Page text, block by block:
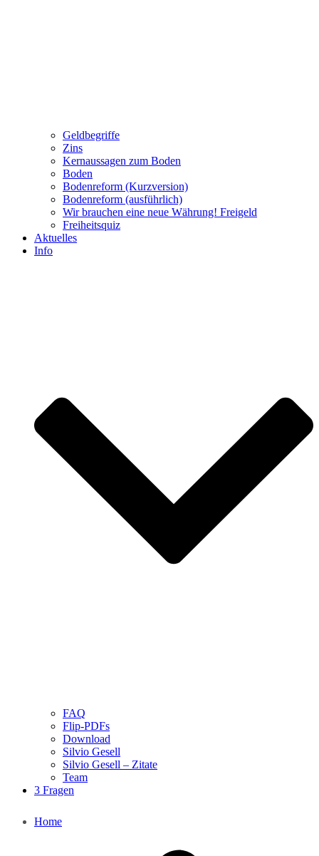
Geldbegriffe
Zins
Kernaussagen zum Boden
Boden
Bodenreform (Kurzversion)
Bodenreform (ausführlich)
Wir brauchen eine neue Währung! Freigeld
Freiheitsquiz
Aktuelles
Info
FAQ
Flip-PDFs
Download
Silvio Gesell
Silvio Gesell – Zitate
Team
3 Fragen
Home